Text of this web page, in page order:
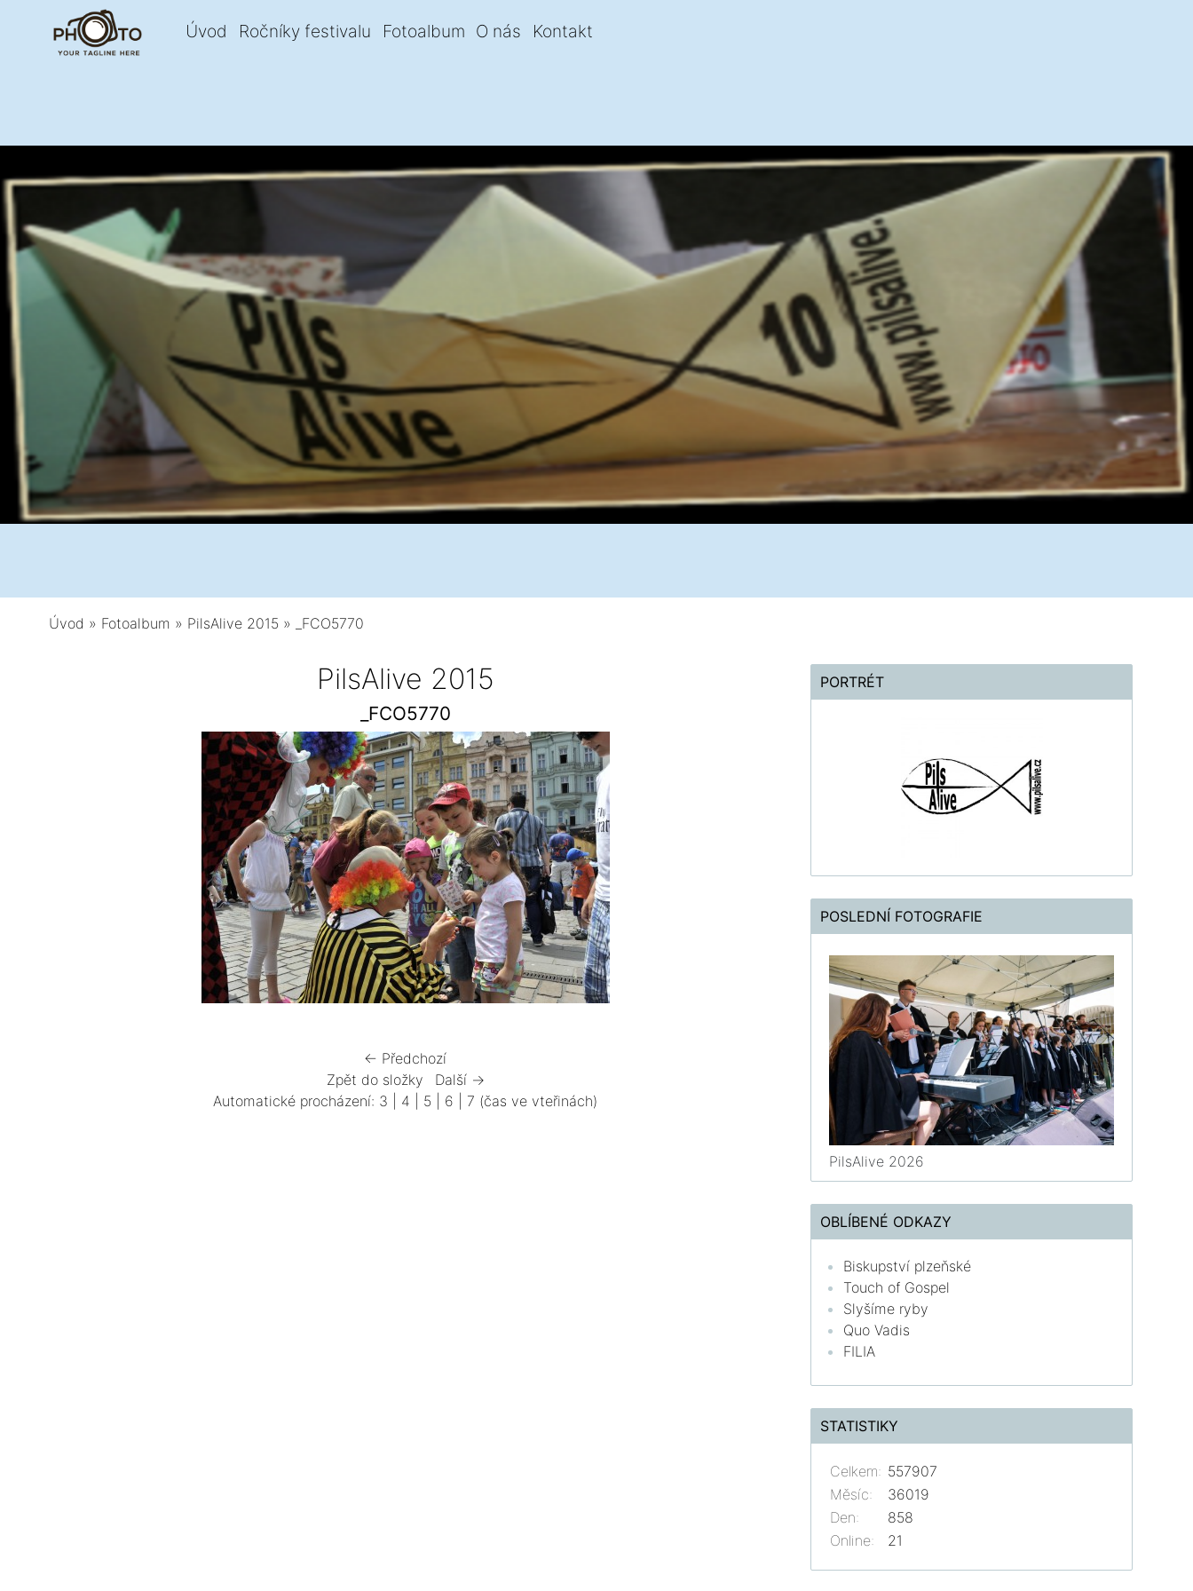
Úvod Ročníky festivalu Fotoalbum O nás Kontakt
Úvod » Fotoalbum » PilsAlive 2015 » _FCO5770
PilsAlive 2015
_FCO5770
← Předchozí
Zpět do složky
Další →
Automatické procházení: 3 4 5 6 7 (čas ve vteřinách)
PORTRÉT
POSLEDNÍ FOTOGRAFIE
PilsAlive 2026
OBLÍBENÉ ODKAZY
Biskupství plzeňské
Touch of Gospel
Slyšíme ryby
Quo Vadis
FILIA
STATISTIKY
Online: 21
Celkem: 557907
Měsíc:
36019
Den:
858